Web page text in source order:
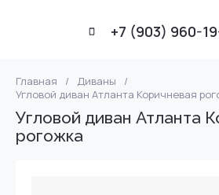
+7 (903) 960-
Главная / Диваны
/
Угловой диван Атланта Коричневая
Угловой диван Атланта
рогожка